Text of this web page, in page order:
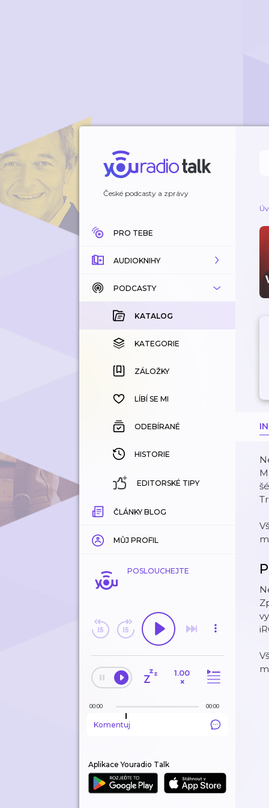
České podcasty a zprávy
PRO TEBE
AUDIOKNIHY
KATALOG
KOUPENÉ
KATEGORIE
ZÁLOŽKY
HISTORIE
PODCASTY
KATALOG
KATEGORIE
ZÁLOŽKY
LÍBÍ SE MI
ODEBÍRANÉ
HISTORIE
EDITORSKÉ TIPY
ČLÁNKY BLOG
MŮJ PROFIL
POSLOUCHEJTE
1.00
×
00:00 00:00
Komentuj
Aplikace Youradio Talk